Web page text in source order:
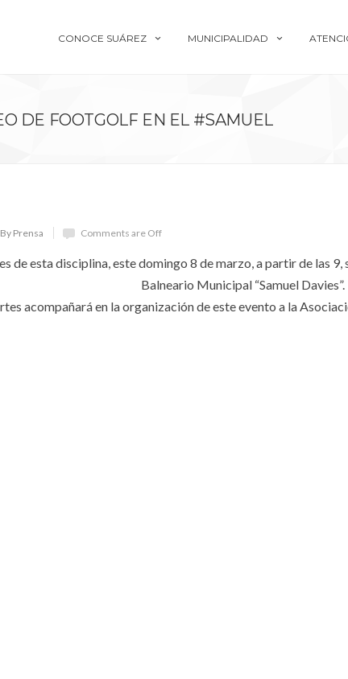
CONOCE SUÁREZ MUNICIPALIDAD
DE FOOTGOLF EN EL #SAMUEL
By Prensa Comments are Off
de esta disciplina, este domingo 8 de marzo, a partir de las
Balneario Municipal “Samuel Davies”.
acompañará en la organización de este evento a la